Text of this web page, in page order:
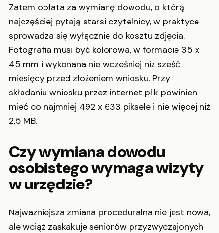
Zatem opłata za wymianę dowodu, o którą
najczęściej pytają starsi czytelnicy, w praktyce
sprowadza się wyłącznie do kosztu zdjęcia.
Fotografia musi być kolorowa, w formacie 35 x
45 mm i wykonana nie wcześniej niż sześć
miesięcy przed złożeniem wniosku. Przy
składaniu wniosku przez internet plik powinien
mieć co najmniej 492 x 633 piksele i nie więcej niż
2,5 MB.
Czy wymiana dowodu
osobistego wymaga wizyty
w urzędzie?
Najważniejsza zmiana proceduralna nie jest nowa,
ale wciąż zaskakuje seniorów przyzwyczajonych